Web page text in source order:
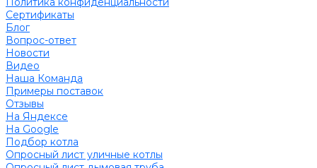
Сертификаты
Блог
Вопрос-ответ
Новости
Видео
Наша Команда
Примеры поставок
Отзывы
На Яндексе
На Google
Подбор котла
Опросный лист уличные котлы